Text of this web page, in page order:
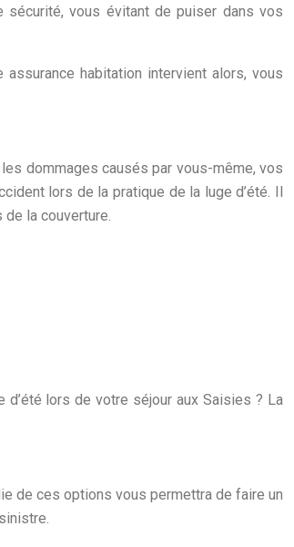
vous évitant de puiser dans vos
habitation intervient alors, vous
dommages causés par vous-même, vos
lors de la pratique de la luge d’été. Il
la couverture.
lors de votre séjour aux Saisies ? La
de ces options vous permettra de faire un